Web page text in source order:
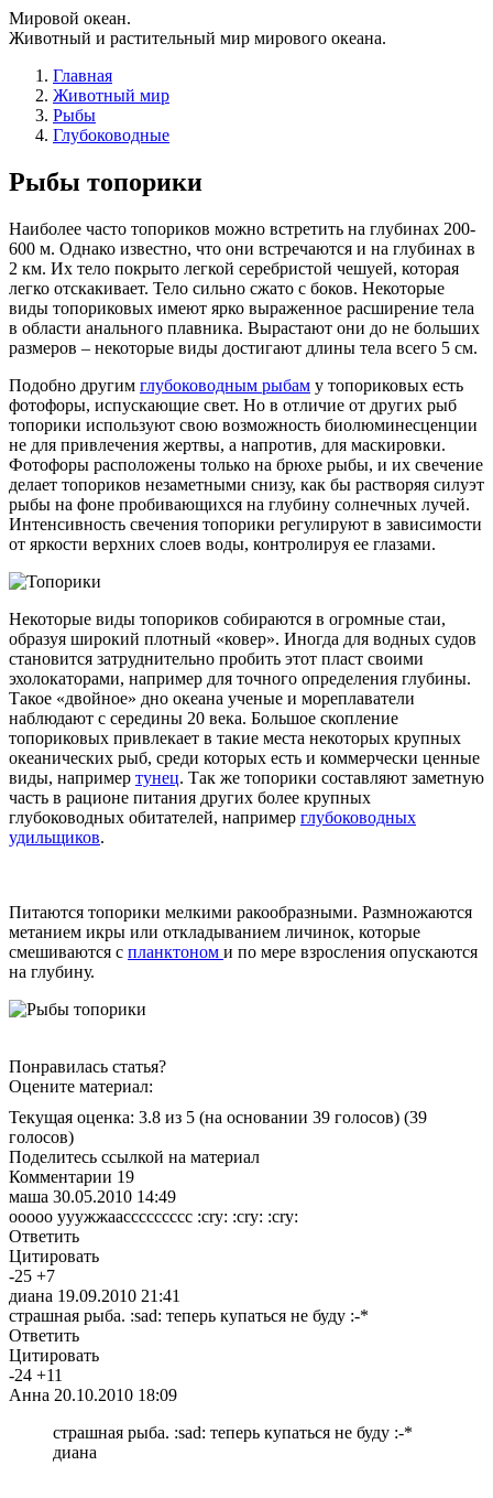
Мировой океан.
Животный и растительный мир мирового океана.
Главная
Животный мир
Рыбы
Глубоководные
Рыбы топорики
Наиболее часто топориков можно встретить на глубинах 200-
600 м. Однако известно, что они встречаются и на глубинах в
2 км. Их тело покрыто легкой серебристой чешуей, которая
легко отскакивает. Тело сильно сжато с боков. Некоторые
виды топориковых имеют ярко выраженное расширение тела
в области анального плавника. Вырастают они до не больших
размеров – некоторые виды достигают длины тела всего 5 см.
Подобно другим глубоководным рыбам у топориковых есть
фотофоры, испускающие свет. Но в отличие от других рыб
топорики используют свою возможность биолюминесценции
не для привлечения жертвы, а напротив, для маскировки.
Фотофоры расположены только на брюхе рыбы, и их свечение
делает топориков незаметными снизу, как бы растворяя силуэт
рыбы на фоне пробивающихся на глубину солнечных лучей.
Интенсивность свечения топорики регулируют в зависимости
от яркости верхних слоев воды, контролируя ее глазами.
Некоторые виды топориков собираются в огромные стаи,
образуя широкий плотный «ковер». Иногда для водных судов
становится затруднительно пробить этот пласт своими
эхолокаторами, например для точного определения глубины.
Такое «двойное» дно океана ученые и мореплаватели
наблюдают с середины 20 века. Большое скопление
топориковых привлекает в такие места некоторых крупных
океанических рыб, среди которых есть и коммерчески ценные
виды, например тунец. Так же топорики составляют заметную
часть в рационе питания других более крупных
глубоководных обитателей, например глубоководных
удильщиков.
Питаются топорики мелкими ракообразными. Размножаются
метанием икры или откладыванием личинок, которые
смешиваются с планктоном и по мере взросления опускаются
на глубину.
Понравилась статья?
Оцените материал:
Текущая оценка: 3.8 из 5 (на основании 39 голосов) (39
голосов)
Поделитесь ссылкой на материал
Комментарии 19
маша 30.05.2010 14:49
ооооо ууужжаассссссссс :cry: :cry: :cry:
Ответить
Цитировать
-25 +7
диана 19.09.2010 21:41
страшная рыба. :sad: теперь купаться не буду :-*
Ответить
Цитировать
-24 +11
Анна 20.10.2010 18:09
страшная рыба. :sad: теперь купаться не буду :-*
диана